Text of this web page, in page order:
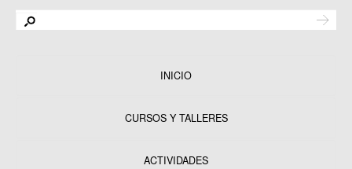
INICIO
CURSOS Y TALLERES
ACTIVIDADES